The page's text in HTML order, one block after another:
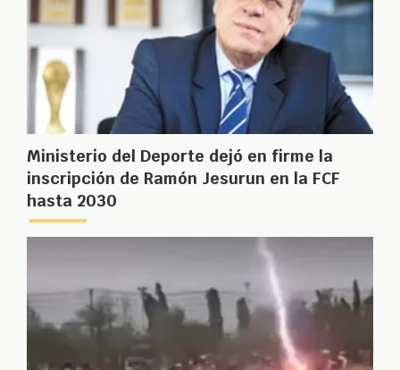
Ministerio del Deporte dejó en firme la
inscripción de Ramón Jesurun en la FCF
hasta 2030